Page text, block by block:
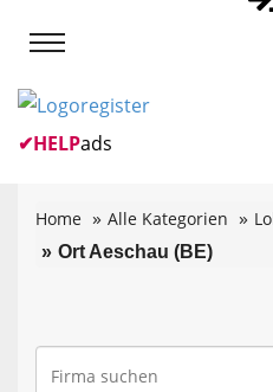
✔HELPads
Home Alle Kategorien
Ort Aeschau (BE)